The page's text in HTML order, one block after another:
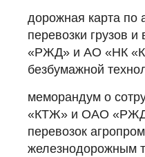
дорожная карта по
перевозки грузов
«РЖД» и АО «НК
безбумажной
меморандум о
«КТЖ» и ОАО
перевозок
железнодорожным